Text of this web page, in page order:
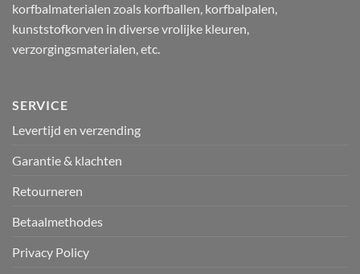
korfbalmaterialen zoals korfballen, korfbalpalen,
kunststofkorven in diverse vrolijke kleuren,
verzorgingsmaterialen, etc.
SERVICE
Levertijd en verzending
Garantie & klachten
Retourneren
Betaalmethodes
Privacy Policy